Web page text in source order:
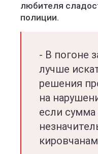
любителя
полиции.
- В погоне
лучше
решения
на
если сумма